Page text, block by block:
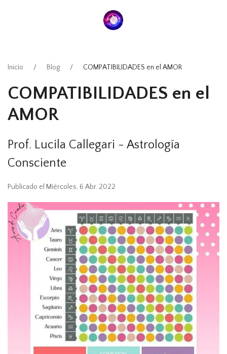
Inicio Blog COMPATIBILIDADES en el AMOR
COMPATIBILIDADES en el
AMOR
Prof. Lucila Callegari - Astrología
Consciente
Publicado el Miércoles, 6 Abr. 2022